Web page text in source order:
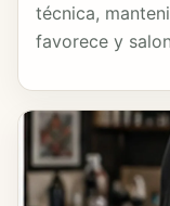
técnica,
favorece y